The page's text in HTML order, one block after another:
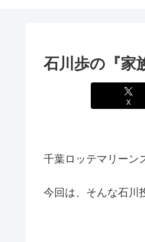
石川歩の『家
X
千葉ロッテマリーン
今回は、そんな石川